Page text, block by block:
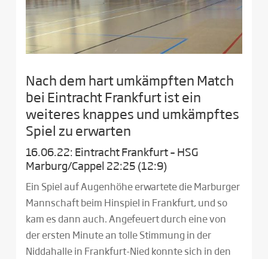
Nach dem hart umkämpften Match
bei Eintracht Frankfurt ist ein
weiteres knappes und umkämpftes
Spiel zu erwarten
16.06.22: Eintracht Frankfurt – HSG
Marburg/Cappel 22:25 (12:9)
Ein Spiel auf Augenhöhe erwartete die Marburger
Mannschaft beim Hinspiel in Frankfurt, und so
kam es dann auch. Angefeuert durch eine von
der ersten Minute an tolle Stimmung in der
Niddahalle in Frankfurt-Nied konnte sich in den